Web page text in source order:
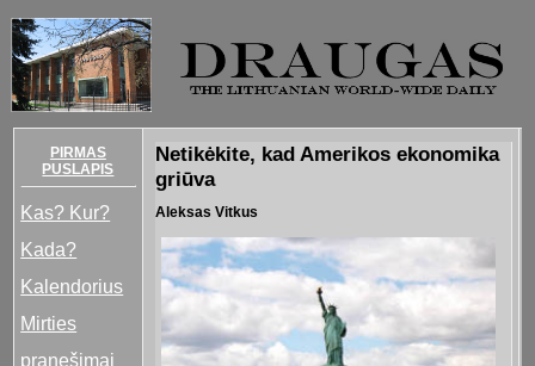
PIRMAS
PUSLAPIS
Kas? Kur?
Kada?
Kalendorius
Mirties
pranešimai
Netikėkite, kad Amerikos ekonomika
griūva
Aleksas Vitkus